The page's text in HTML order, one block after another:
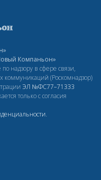
Компаньон»
надзору в сфере связи,
(Роскомнадзор)
ЭЛ №ФС77–71333
только с согласия
.